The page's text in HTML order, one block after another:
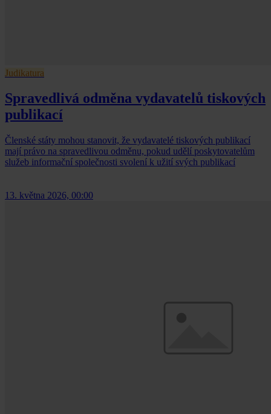
Judikatura
Spravedlivá odměna vydavatelů tiskových
publikací
Členské státy mohou stanovit, že vydavatelé tiskových publikací
mají právo na spravedlivou odměnu, pokud udělí poskytovatelům
služeb informační společnosti svolení k užití svých publikací
13. května 2026, 00:00